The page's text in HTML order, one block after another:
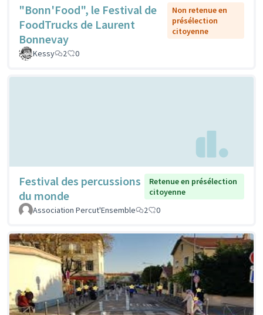
"Bonn'Food", le Festival de
FoodTrucks de Laurent
Bonnevay
Non retenue en
présélection
citoyenne
Kessy 2 0
Festival des percussions
du monde
Retenue en présélection
citoyenne
Association Percut'Ensemble
2 0